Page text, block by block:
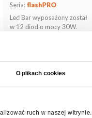
O plikach cookies
ruch w naszej witrynie.
Seria: flashPRO
Led Bar wyposażony został
w 12 diod o mocy 30W.
Zobacz więcej